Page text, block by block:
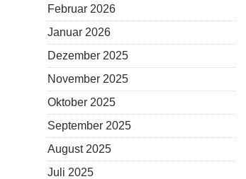
Februar 2026
Januar 2026
Dezember 2025
November 2025
Oktober 2025
September 2025
August 2025
Juli 2025